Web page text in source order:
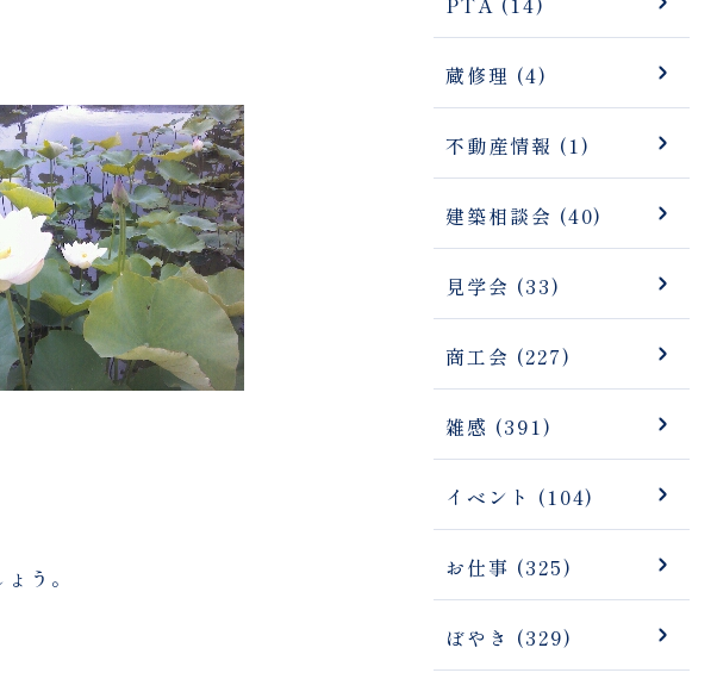
う。
蔵修理 (4)
不動産情報 (1)
建築相談会 (40)
見学会 (33)
商工会 (227)
雑感 (391)
イベント (104)
お仕事 (325)
ぼやき (329)